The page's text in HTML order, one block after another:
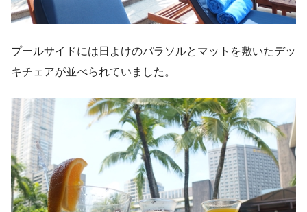
プールサイドには日よけのパラソルとマットを敷いたデッ
キチェアが並べられていました。